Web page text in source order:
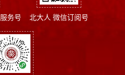
务号 北大人 微信订阅号